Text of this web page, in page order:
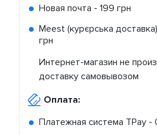
Новая почта - 199 грн
Meest (курєрська
грн
Интернет-магазин не
доставку самовывозом
Оплата:
Платежная система TPay -